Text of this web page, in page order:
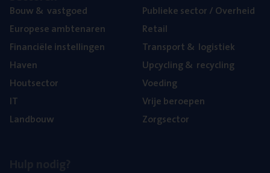
Bouw& vastgoed
Euro­pe­se ambtenaren
Finan­ci­ë­le instellingen
Haven
Hout­sec­tor
IT
Land­bouw
Publie­ke sec­tor / Overheid
Retail
Trans­port& logistiek
Upcy­cling& recycling
Voe­ding
Vrije beroe­pen
Zorg­sec­tor